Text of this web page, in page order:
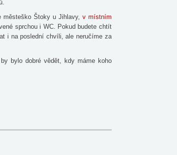
městeško Štoky u Jihlavy, v místním
sprchou i WC. Pokud budete chtít
i na poslední chvíli, ale neručíme za
bylo dobré vědět, kdy máme koho